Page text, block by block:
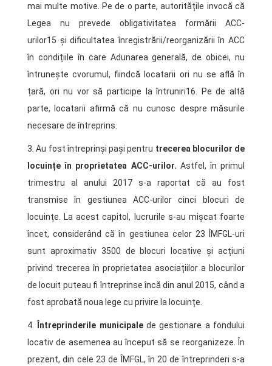
mai multe motive. Pe de o parte, autoritățile invocă că
Legea nu prevede obligativitatea formării ACC-
urilor15 și dificultatea înregistrării/reorganizării în ACC
în condițiile în care Adunarea generală, de obicei, nu
întrunește cvorumul, fiindcă locatarii ori nu se află în
țară, ori nu vor să participe la întruniri16. Pe de altă
parte, locatarii afirmă că nu cunosc despre măsurile
necesare de întreprins.
3. Au fost întreprinși pași pentru trecerea blocurilor de
locuințe în proprietatea ACC-urilor. Astfel, în primul
trimestru al anului 2017 s-a raportat că au fost
transmise în gestiunea ACC-urilor cinci blocuri de
locuințe. La acest capitol, lucrurile s-au mișcat foarte
încet, considerând că în gestiunea celor 23 ÎMFGL-uri
sunt aproximativ 3500 de blocuri locative și acțiuni
privind trecerea în proprietatea asociațiilor a blocurilor
de locuit puteau fi întreprinse încă din anul 2015, când a
fost aprobată noua lege cu privire la locuințe.
4. Întreprinderile municipalede gestionare a fondului
locativ de asemenea au început să se reorganizeze. În
prezent, din cele 23 de ÎMFGL, în 20 de întreprinderi s-a